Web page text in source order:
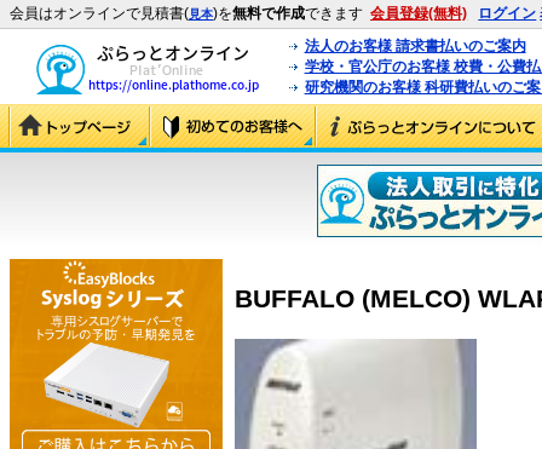
会員はオンラインで見積書(見本)を無料で作成できます 会員登録(無料) ログイン
法人のお客様 請求書払いのご案内
学校・官公庁のお客様 校費・公費
研究機関のお客様 科研費払いのご
BUFFALO (MELCO)